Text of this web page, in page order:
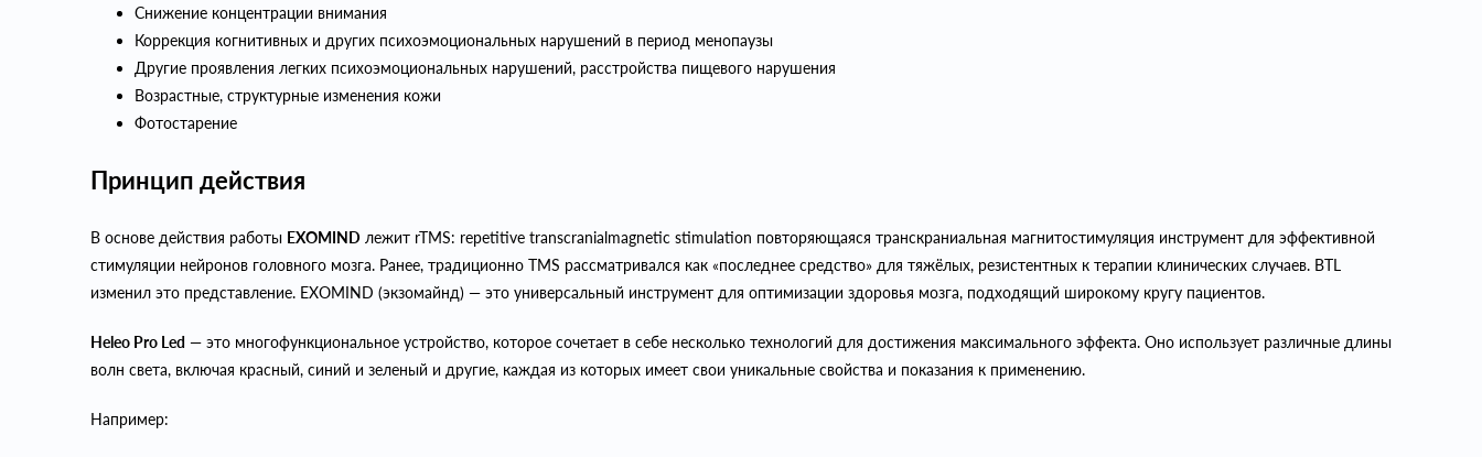
Снижение концентрации внимания
Коррекция когнитивных и других психоэмоциональных нарушений в период менопаузы
Другие проявления легких психоэмоциональных нарушений, расстройства пищевого нарушения
Возрастные, структурные изменения кожи
Фотостарение
Принцип действия
В основе действия работы EXOMIND лежит rTMS: repetitive transcranialmagnetic stimulation повторяющаяся транскраниальная магнитостимуляция инструмент для эффективной
стимуляции нейронов головного мозга. Ранее, традиционно TMS рассматривался как «последнее средство» для тяжёлых, резистентных к терапии клинических случаев. BTL
изменил это представление. EXOMIND (экзомайнд) — это универсальный инструмент для оптимизации здоровья мозга, подходящий широкому кругу пациентов.
Heleo Pro Led — это многофункциональное устройство, которое сочетает в себе несколько технологий для достижения максимального эффекта. Оно использует различные длины
волн света, включая красный, синий и зеленый и другие, каждая из которых имеет свои уникальные свойства и показания к применению.
Например: